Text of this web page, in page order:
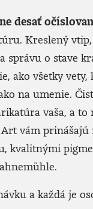
desať
Kreslený
správu o stave
ako všetky
na umenie.
vaša, a
vám
kvalitnými
a každá je